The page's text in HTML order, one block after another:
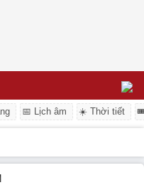
📅 Lịch âm ☀️ Thời tiết